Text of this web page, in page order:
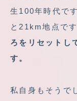
生100年時代で
と21km地点で
ろをリセットし
す。
私自身もそうで